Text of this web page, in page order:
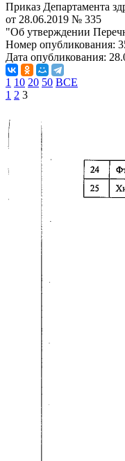
Приказ Департамента
от 28.06.2019 № 335
"Об утверждении
Номер опубликования:
Дата опубликования:
1 10 20 50 ВСЕ
1 2 3